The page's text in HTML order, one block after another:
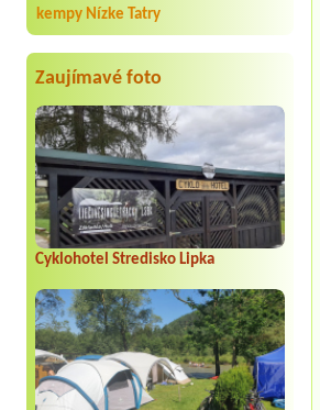
kempy Nízke Tatry
Zaujímavé foto
Cyklohotel Stredisko Lipka